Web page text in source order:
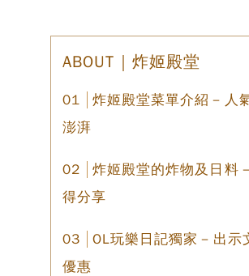
ABOUT｜炸姬殿堂
炸姬殿堂菜單介紹－人
澎湃
炸姬殿堂的炸物及日料
得分享
OL玩樂日記獨家－出示
優惠